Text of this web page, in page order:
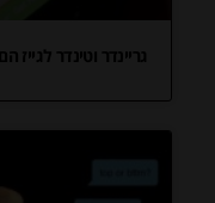
גריינדר וטינדר